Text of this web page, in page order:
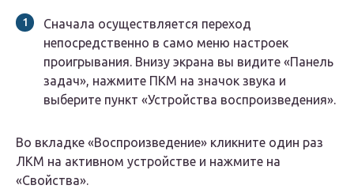
Сначала осуществляется переход
непосредственно в само меню настроек
проигрывания. Внизу экрана вы видите «Панель
задач», нажмите ПКМ на значок звука и
выберите пункт «Устройства воспроизведения».
Во вкладке «Воспроизведение» кликните один раз
ЛКМ на активном устройстве и нажмите на
«Свойства».